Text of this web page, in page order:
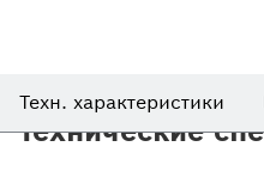
Техн. характеристики
Технические